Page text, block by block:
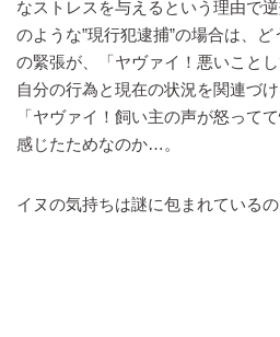
なストレスを与えるという理由で
のような”現行犯逮捕”の場合は、
の緊張が、「ヤヴァイ！悪いこと
自分の行為と現在の状況を関連づ
「ヤヴァイ！飼い主の声が怒って
感じたためなのか…。
イヌの気持ちは謎に包まれているの